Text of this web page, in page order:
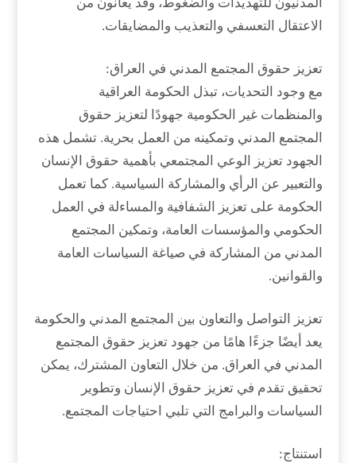
الاعتقال التعسفي والتعذيب والمضايقات.
تعزيز حقوق المجتمع المدني في العراق:
مع وجود التحديات، تبذل الحكومة العراقية
والمنظمات غير الحكومية جهودًا لتعزيز حقوق
المجتمع المدني وتمكينه من العمل بحرية. تشمل هذه
الجهود تعزيز الوعي المجتمعي بأهمية حقوق الإنسان
والتعبير عن الرأي والمشاركة السياسية. كما تعمل
الحكومة على تعزيز الشفافية والمساءلة في العمل
الحكومي والمؤسسات العامة، وتمكين المجتمع
المدني من المشاركة في صياغة السياسات العامة
والقوانين.
تعزيز التواصل والتعاون بين المجتمع المدني والحكومة
يعد أيضًا جزءًا هامًا من جهود تعزيز حقوق المجتمع
المدني في العراق. من خلال التعاون المشترك، يمكن
تحقيق تقدم في تعزيز حقوق الإنسان وتطوير
السياسات والبرامج التي تلبي احتياجات المجتمع.
استنتاج: